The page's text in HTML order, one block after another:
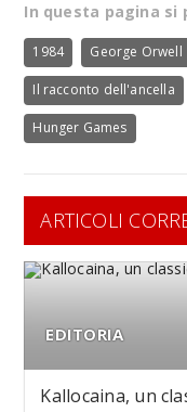
In questa pagina si
1984 George Orwell
Il racconto dell'ancella
Hunger Games
ARTICOLI
EDITORIA
Kallocaina, un